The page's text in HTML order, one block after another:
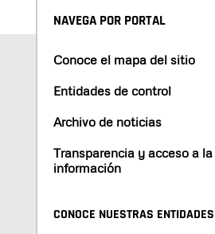
NAVEGA POR PORTAL
Conoce el mapa del sitio
Entidades de control
Archivo de noticias
Transparencia y acceso a la
información
CONOCE NUESTRAS ENTIDADES